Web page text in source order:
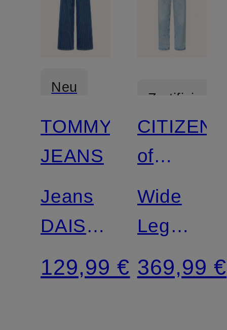
Neu
TOMMY
JEANS
Jeans
DAISY
LOW
RISE
129,99 €
Zertifiziert
CITIZENS
of
Wide
Leg
Jeans
AYLA
369,99 €